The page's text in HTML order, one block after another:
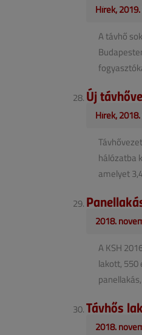
Hírek,
A távhő
Új
Hírek,
hálózatba
amelyet
2018.
A KSH
lakott, 550
Távhős
2018.